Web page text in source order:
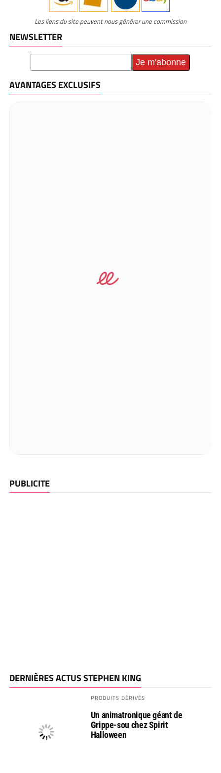
Les liens du site peuvent nous générer une commission
NEWSLETTER
AVANTAGES EXCLUSIFS
PUBLICITE
DERNIÈRES ACTUS STEPHEN KING
PRODUITS DÉRIVÉS
Un animatronique géant de
Grippe-sou chez Spirit
Halloween